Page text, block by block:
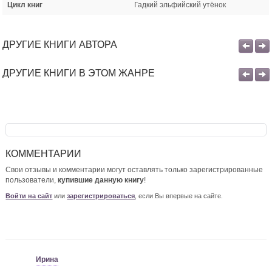
Цикл книг Гадкий эльфийский утёнок
ДРУГИЕ КНИГИ АВТОРА
ДРУГИЕ КНИГИ В ЭТОМ ЖАНРЕ
КОММЕНТАРИИ
Свои отзывы и комментарии могут оставлять только зарегистрированные
пользователи,купившие данную книгу!
Войти на сайт илизарегистрироваться , если Вы впервые на сайте.
Ирина